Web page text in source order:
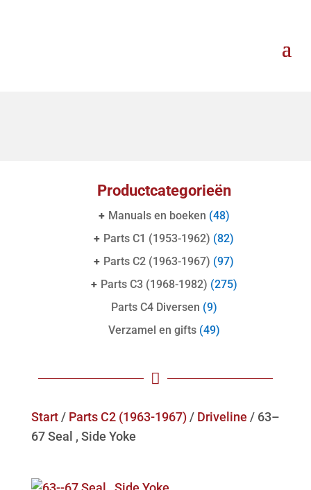
Productcategorieën
+ Manuals en boeken (48)
+ Parts C1 (1953-1962) (82)
+ Parts C2 (1963-1967) (97)
+ Parts C3 (1968-1982) (275)
Parts C4 Diversen (9)
Verzamel en gifts (49)

Start/ Parts C2 (1963-1967)/ Driveline / 63–
67 Seal , Side Yoke